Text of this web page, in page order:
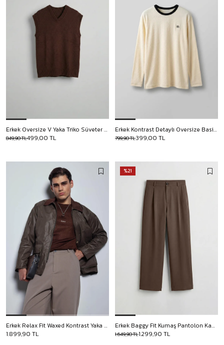
Erkek Oversize V Yaka Triko Süveter Kahve
499,00 TL
849,90 TL
Erkek Kontrast Detaylı Oversize Basic Sweatshirt Krem
399,00 TL
799,90 TL
Erkek Relax Fit Waxed Kontrast Yaka Ceket Kahverengi
1.899,90 TL
%21
Erkek Baggy Fit Kumaş Pantolon Kahve
1.299,90 TL
1.649,90 TL